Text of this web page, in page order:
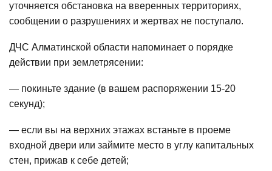
уточняется обстановка на вверенных территориях,
сообщении о разрушениях и жертвах не поступало.
ДЧС Алматинской области напоминает о порядке
действии при землетрясении:
— покиньте здание (в вашем распоряжении 15-20
секунд);
— если вы на верхних этажах встаньте в проеме
входной двери или займите место в углу капитальных
стен, прижав к себе детей;